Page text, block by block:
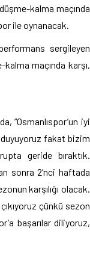
kalma maçında
ile oynanacak.
sergileyen
maçında karşı,
“Osmanlıspor’un iyi
duyuyoruz fakat bizim
geride bıraktık.
sonra 2’nci haftada
karşılığı olacak.
çünkü sezon
başarılar diliyoruz,